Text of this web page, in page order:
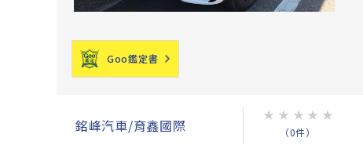
Goo鑑定書
銘峰汽車/育鑫國際
★ ★ ★ ★ ★
（0件）